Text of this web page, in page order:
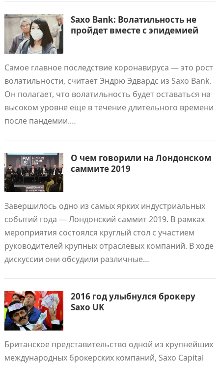
Saxo Bank: Волатильность не
пройдет вместе с эпидемией
Самое главное последствие коронавируса — это рост
волатильности, считает Эндрю Эдвардс из Saxo Bank.
Он полагает, что волатильность будет оставаться на
высоком уровне еще в течение длительного времени
после пандемии.…
О чем говорили на Лондонском
саммите 2019
Завершилось одно из самых ярких индустриальных
событий года — Лондонский саммит 2019. В рамках
мероприятия состоялся круглый стол с участием
руководителей крупных отраслевых компаний. В ходе
дискуссии они обсудили различные…
2016 год улыбнулся брокеру
Saxo UK
Британское представительство одной из крупнейших
международных брокерских компаний, Saxo Capital